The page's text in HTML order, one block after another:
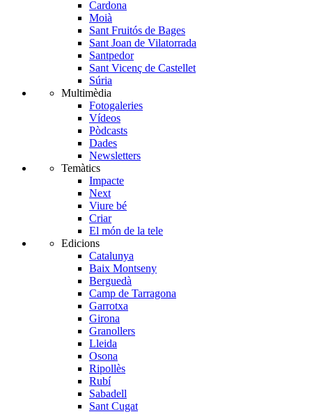
Cardona
Moià
Sant Fruitós de Bages
Sant Joan de Vilatorrada
Santpedor
Sant Vicenç de Castellet
Súria
Multimèdia
Fotogaleries
Vídeos
Pòdcasts
Dades
Newsletters
Temàtics
Impacte
Next
Viure bé
Criar
El món de la tele
Edicions
Catalunya
Baix Montseny
Berguedà
Camp de Tarragona
Garrotxa
Girona
Granollers
Lleida
Osona
Ripollès
Rubí
Sabadell
Sant Cugat